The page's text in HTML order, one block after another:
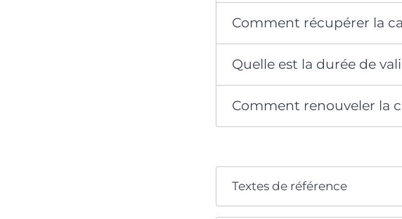
Comment récupérer la
Quelle est la durée de
Comment renouveler la
Textes de référence